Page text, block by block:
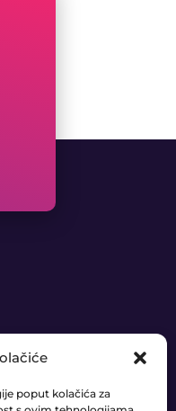
poput kolačića za